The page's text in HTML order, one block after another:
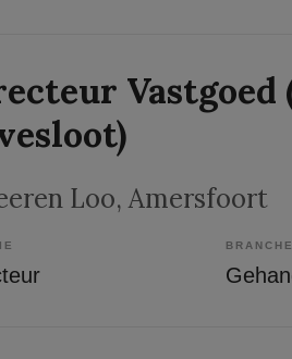
Loo, Amersfoort
BRANCHE